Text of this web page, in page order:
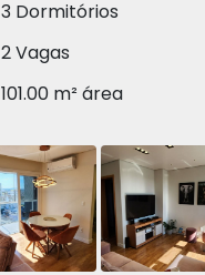
3 Dormitórios
2 Vagas
101.00 m² área